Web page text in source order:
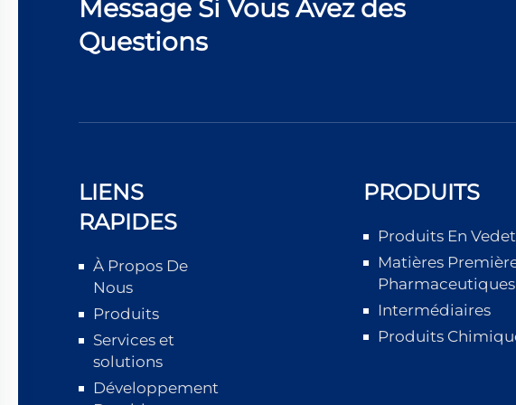
Message Si Vous Avez des
Questions
LIENS
RAPIDES
À Propos De
Nous
Produits
Services et
solutions
Développement
PRODUITS
Produits En
Matières
Pharmaceutiques
Intermédiaires
Produits